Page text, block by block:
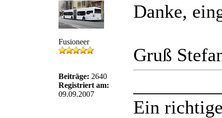
Fusioneer
Beiträge: 2640
Registriert am:
09.09.2007
Danke,
Gruß
Ein